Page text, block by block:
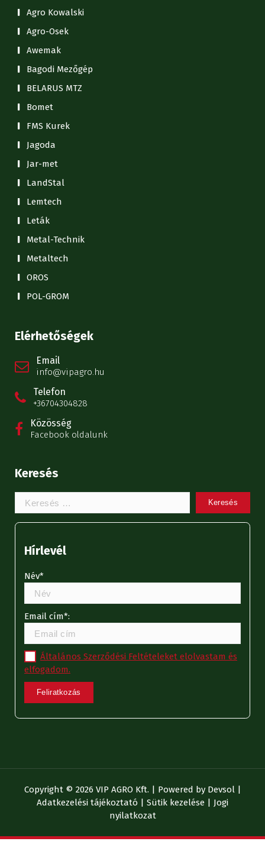
Agro Kowalski
Agro-Osek
Awemak
Bagodi Mezőgép
BELARUS MTZ
Bomet
FMS Kurek
Jagoda
Jar-met
LandStal
Lemtech
Leták
Metal-Technik
Metaltech
OROS
POL-GROM
Elérhetőségek
Email
info@vipagro.hu
Telefon
+36704304828
Közösség
Facebook oldalunk
Keresés
Keresem:
Hírlevél
Név*
Email cím*:
Általános Szerződési Feltételeket elolvastam és
elfogadom.
Copyright © 2026 VIP AGRO Kft. | Powered by Devsol|
Adatkezelési tájékoztató
Sütik kezelése
Jogi
nyilatkozat